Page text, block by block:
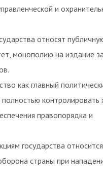
и
относят
монополию на издание
как главный
контролировать
правопорядка и
государства относится
страны при